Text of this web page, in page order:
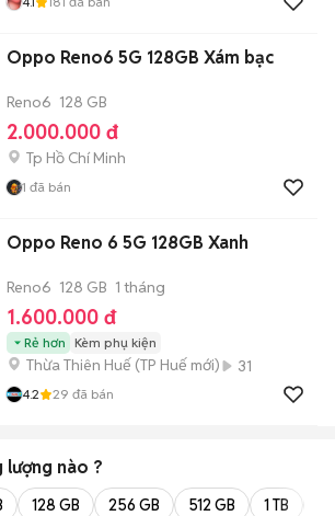
Oppo Reno6 5G 128GB Xám bạc
Reno6 128 GB
2.000.000 đ
Tp Hồ Chí Minh
1 đã bán
Oppo Reno 6 5G 128GB Xanh
Reno6 128 GB 1 tháng
1.600.000 đ
Rẻ hơn Kèm phụ kiện
Thừa Thiên Huế (TP Huế mới) 31
4.2 29 đã bán
lượng nào ?
128 GB 256 GB 512 GB 1 TB